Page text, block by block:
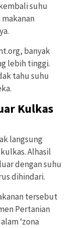
suhu
banyak
lebih tinggi.
tahu suhu
Kulkas
langsung
Alhasil
dengan suhu
dihindari.
tersebut
Pertanian
‘zona